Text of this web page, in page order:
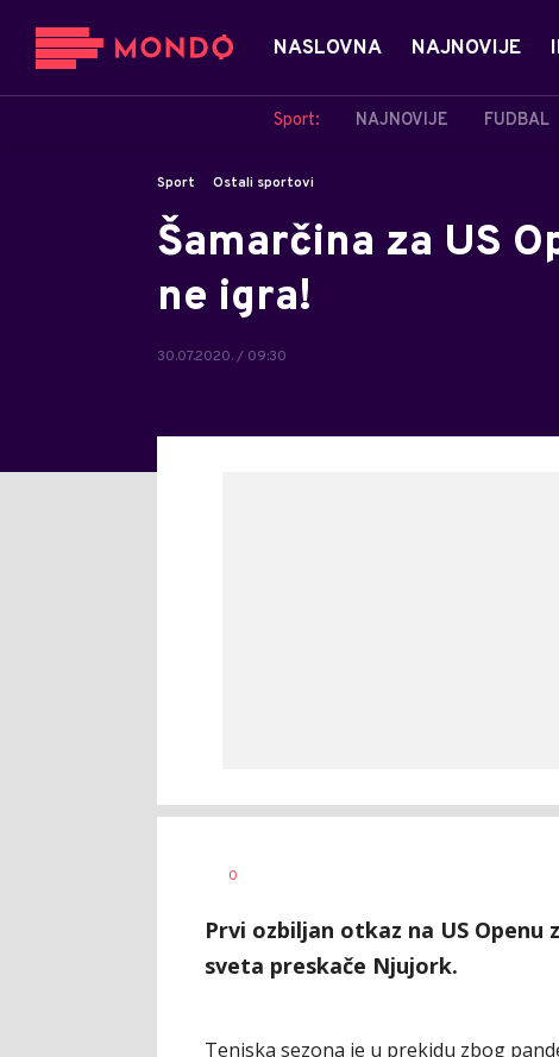
NASLOVNA NAJNOVIJE
Sport: NAJNOVIJE FUDBAL
Sport Ostali sportovi
Šamarčina za US
ne igra!
30.07.2020. / 09:30
AUTOR
0
Prvi ozbiljan otkaz na US
sveta preskače Njujork.
Teniska sezona je u prekidu zbog